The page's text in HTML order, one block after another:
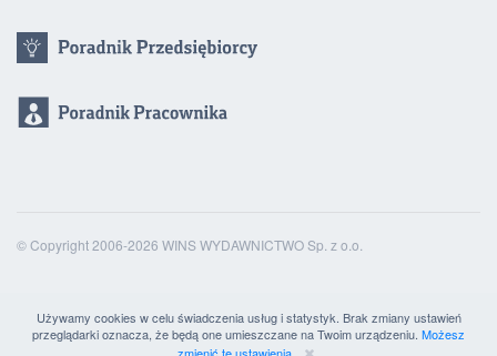
© Copyright 2006-2026 WINS WYDAWNICTWO Sp. z o.o.
Używamy cookies w celu świadczenia usług i statystyk. Brak zmiany ustawień
przeglądarki oznacza, że będą one umieszczane na Twoim urządzeniu. Możesz
zmienić te ustawienia.